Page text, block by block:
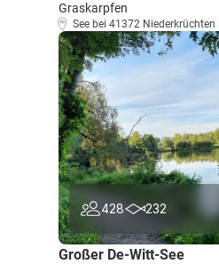
Graskarpfen
See bei 41372 Niederkrüchten
428 232
Großer De-Witt-See